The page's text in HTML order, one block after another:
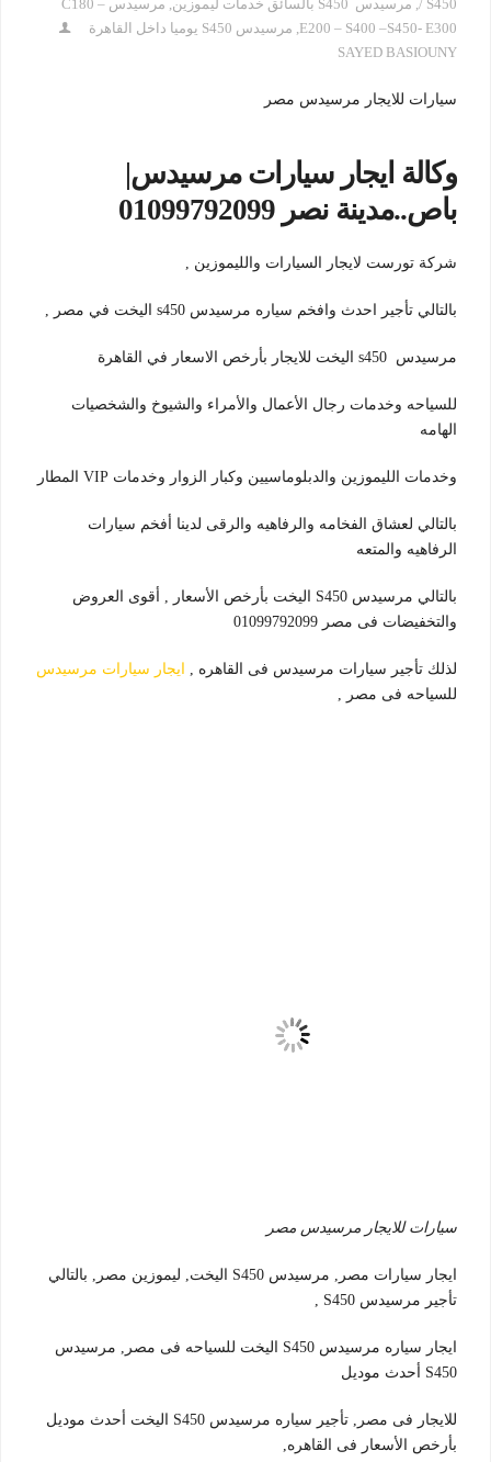
/ S450
, مرسيدس S450 بالسائق خدمات ليموزين ,
مرسيدس C180 –
E200 – S400 –S450- E300
, مرسيدس S450 يوميا داخل القاهرة
SAYED BASIOUNY
سيارات للايجار مرسيدس مصر
وكالة ايجار سيارات مرسيدس|
باص..مدينة نصر 01099792099
شركة تورست لايجار السيارات والليموزين ,
بالتالي تأجير احدث وافخم سياره مرسيدس s450 اليخت في مصر ,
مرسيدس s450 اليخت للايجار بأرخص الاسعار في القاهرة
للسياحه وخدمات رجال الأعمال والأمراء والشيوخ والشخصيات
الهامه
وخدمات الليموزين والدبلوماسيين وكبار الزوار وخدمات VIP المطار
بالتالي لعشاق الفخامه والرفاهيه والرقى لدينا أفخم سيارات
الرفاهيه والمتعه
بالتالي مرسيدس S450 اليخت بأرخص الأسعار , أقوى العروض
والتخفيضات فى مصر 01099792099
لذلك تأجير سيارات مرسيدس فى القاهره ,
ايجار سيارات مرسيدس
للسياحه فى مصر ,
سيارات للايجار مرسيدس مصر
ايجار سيارات مصر, مرسيدس S450 اليخت, ليموزين مصر, بالتالي
تأجير مرسيدس S450 ,
ايجار سياره مرسيدس S450 اليخت للسياحه فى مصر, مرسيدس
S450 أحدث موديل
للايجار فى مصر, تأجير سياره مرسيدس S450 اليخت أحدث موديل
بأرخص الأسعار فى القاهره,